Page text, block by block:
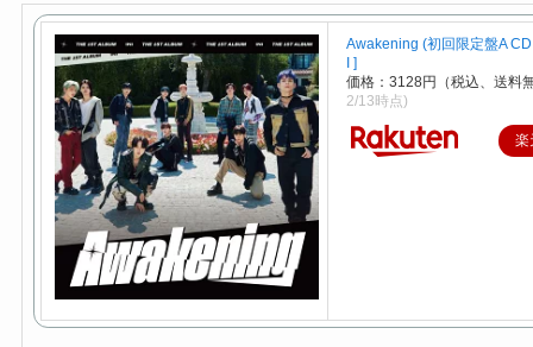
Awakening (初回限定盤A
I ]
価格：3128円（税込、送料
2/13時点)
楽